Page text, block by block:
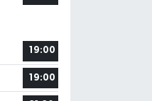
19:00
19:00